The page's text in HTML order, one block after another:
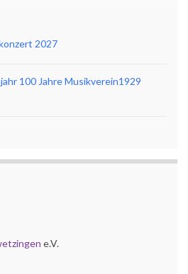
2027
100 Jahre Musikverein1929
e.V.